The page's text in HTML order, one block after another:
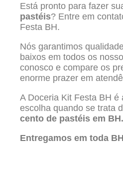
Está pronto para fazer
pastéis? Entre em
Festa BH.
Nós garantimos
baixos em todos os
conosco e compare os
enorme prazer em
A Doceria Kit Festa BH é
escolha quando se trata
cento de pastéis em BH.
Entregamos em toda BH